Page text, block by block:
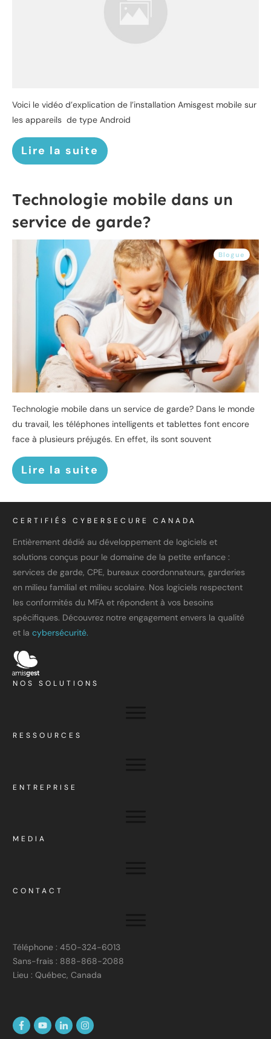
Voici le vidéo d’explication de l’installation Amisgest mobile sur
les appareils de type Android
Lire la suite
Technologie mobile dans un
service de garde?
Blogue
Technologie mobile dans un service de garde? Dans le monde
du travail, les téléphones intelligents et tablettes font encore
face à plusieurs préjugés. En effet, ils sont souvent
Lire la suite
CERTIFIÉS CYBERSECURE CANADA
Entièrement dédié au développement de logiciels et
solutions conçus pour le domaine de la petite enfance :
services de garde, CPE, bureaux coordonnateurs, garderies
en milieu familial et milieu scolaire. Nos logiciels respectent
les conformités du MFA et répondent à vos besoins
spécifiques. Découvrez notre engagement envers la qualité
et la cybersécurité.
NOS SOLUTIONS
RESSOURCES
ENTREPRISE
MEDIA
CONTACT
Téléphone : 450-324-6013
Sans-frais : 888-868-2088
Lieu : Québec, Canada